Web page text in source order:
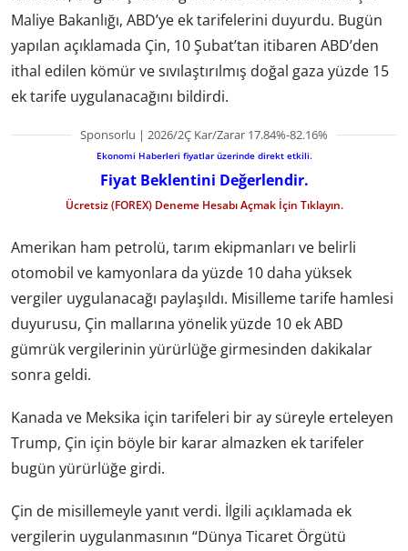
Maliye Bakanlığı, ABD’ye ek tarifelerini duyurdu. Bugün
yapılan açıklamada Çin, 10 Şubat’tan itibaren ABD’den
ithal edilen kömür ve sıvılaştırılmış doğal gaza yüzde 15
ek tarife uygulanacağını bildirdi.
Sponsorlu | 2026/2Ç Kar/Zarar 17.84%-82.16%
Ekonomi Haberleri fiyatlar üzerinde direkt etkili.
Fiyat Beklentini Değerlendir.
Ücretsiz (FOREX) Deneme Hesabı Açmak İçin Tıklayın.
Amerikan ham petrolü, tarım ekipmanları ve belirli
otomobil ve kamyonlara da yüzde 10 daha yüksek
vergiler uygulanacağı paylaşıldı. Misilleme tarife hamlesi
duyurusu, Çin mallarına yönelik yüzde 10 ek ABD
gümrük vergilerinin yürürlüğe girmesinden dakikalar
sonra geldi.
Kanada ve Meksika için tarifeleri bir ay süreyle erteleyen
Trump, Çin için böyle bir karar almazken ek tarifeler
bugün yürürlüğe girdi.
Çin de misillemeyle yanıt verdi. İlgili açıklamada ek
vergilerin uygulanmasının “Dünya Ticaret Örgütü